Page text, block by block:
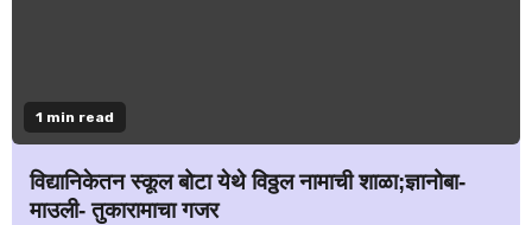
1 min read
विद्यानिकेतन स्कूल बोटा येथे विठ्ठल नामाची शाळा;ज्ञानोबा-
माउली- तुकारामाचा गजर